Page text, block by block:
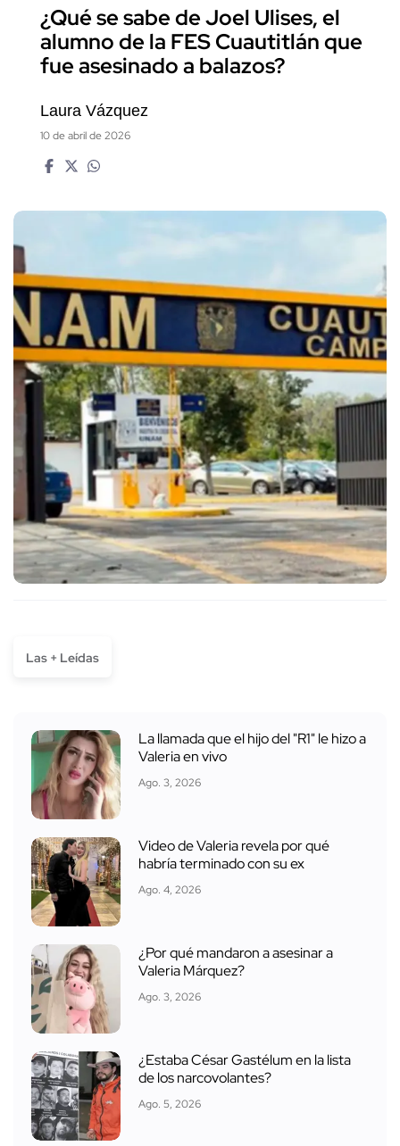
¿Qué se sabe de Joel Ulises, el
alumno de la FES Cuautitlán que
fue asesinado a balazos?
Laura Vázquez
10 de abril de 2026
Las + Leídas
La llamada que el hijo del "R1" le hizo a
Valeria en vivo
Ago. 3, 2026
Video de Valeria revela por qué
habría terminado con su ex
Ago. 4, 2026
¿Por qué mandaron a asesinar a
Valeria Márquez?
Ago. 3, 2026
¿Estaba César Gastélum en la lista
de los narcovolantes?
Ago. 5, 2026